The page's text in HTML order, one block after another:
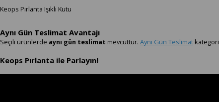
Keops Pırlanta Işıklı Kutu
Aynı Gün Teslimat Avantajı
Seçili ürünlerde aynı gün teslimat mevcuttur. Aynı Gün Teslimat
Keops Pırlanta ile Parlayın!